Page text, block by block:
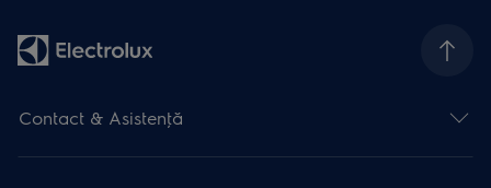
Contact & Asistenţă